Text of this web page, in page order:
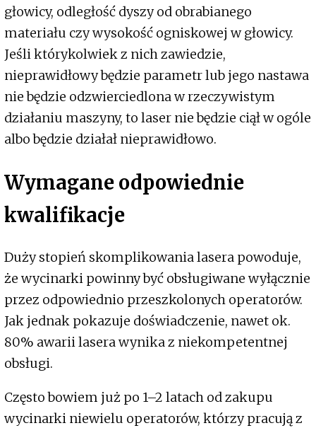
głowicy, odległość dyszy od obrabianego
materiału czy wysokość ogniskowej w głowicy.
Jeśli którykolwiek z nich zawiedzie,
nieprawidłowy będzie parametr lub jego nastawa
nie będzie odzwierciedlona w rzeczywistym
działaniu maszyny, to laser nie będzie ciął w ogóle
albo będzie działał nieprawidłowo.
Wymagane odpowiednie
kwalifikacje
Duży stopień skomplikowania lasera powoduje,
że wycinarki powinny być obsługiwane wyłącznie
przez odpowiednio przeszkolonych operatorów.
Jak jednak pokazuje doświadczenie, nawet ok.
80% awarii lasera wynika z niekompetentnej
obsługi.
Często bowiem już po 1–2 latach od zakupu
wycinarki niewielu operatorów, którzy pracują z